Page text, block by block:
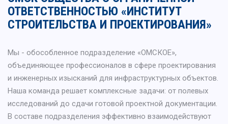
ОТВЕТСТВЕННОСТЬЮ «ИНСТИТУТ
СТРОИТЕЛЬСТВА И ПРОЕКТИРОВАНИЯ»
Мы - обособленное подразделение «ОМСКОЕ»,
объединяющее профессионалов в сфере проектирования
и инженерных изысканий для инфраструктурных объектов.
Наша команда решает комплексные задачи: от полевых
исследований до сдачи готовой проектной документации.
В составе подразделения эффективно взаимодействуют